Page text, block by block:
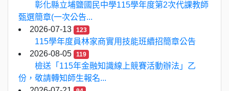
彰化縣立埔鹽國民中學115學年度第2次代課教師
甄選簡章(一次公告...
2026-07-13
123
115學年度員林家商實用技能班續招簡章公告
2026-08-05
119
檢送「115年金融知識線上競賽活動辦法」乙
份，敬請轉知師生報名...